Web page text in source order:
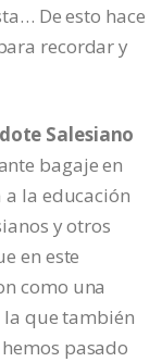
De esto hace
recordar y
Salesiano
bagaje en
la educación
y otros
en este
como una
que también
pasado